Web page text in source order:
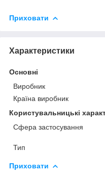
Приховати
Характеристики
Основні
Виробник
Країна виробник
Користувальницькі
Сфера застосування
Тип
Приховати